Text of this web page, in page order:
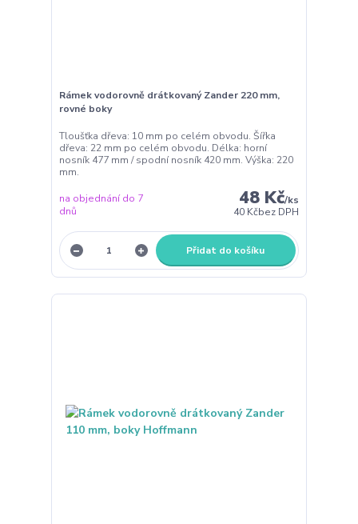
Rámek vodorovně drátkovaný Zander 220 mm,
rovné boky
Tloušťka dřeva: 10 mm po celém obvodu. Šířka
dřeva: 22 mm po celém obvodu. Délka: horní
nosník 477 mm / spodní nosník 420 mm. Výška: 220
mm.
48 Kč/ks
40 Kčbez DPH
na objednání do 7
dnů
Přidat do košíku